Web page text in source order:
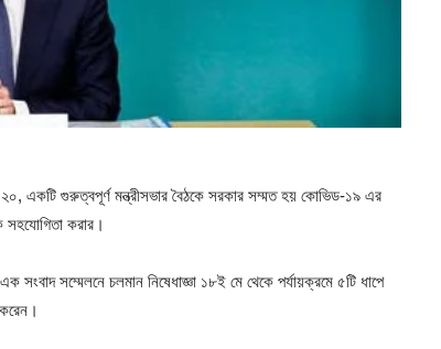
একটি গুরুত্বপূর্ণ মন্ত্রীসভার বৈঠকে সরকার সম্মত হয় কোভিড-১৯ এর
সহযোগিতা করার।
সম্মেলনে চলমান নিষেধাজ্ঞা ১৮ই মে থেকে পর্যায়ক্রমে ৫টি ধাপে